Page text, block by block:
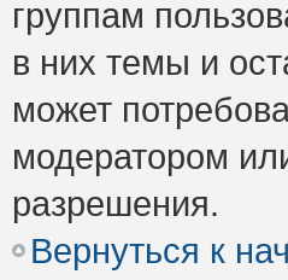
группам
в них темы и
может
модератором
разрешения.
Вернуться к